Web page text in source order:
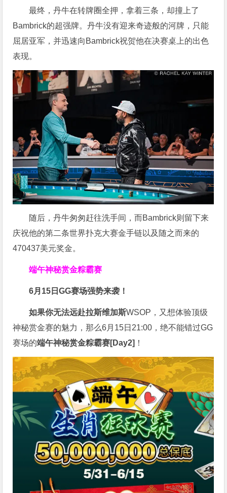
最终，丹牛在转牌圈全押，拿着三条，却撞上了
Bambrick的超强牌。丹牛没有迎来奇迹般的河牌，只能
屈居亚军，并迅速向Bambrick祝贺他在决赛桌上的出色
表现。
随后，丹牛匆匆赶往洗手间，而Bambrick则留下来
庆祝他的第二条世界扑克大赛金手链以及随之而来的
470437美元奖金。
端午神秘赏金粽霸赛
6月15日GG赛场强势来袭！
如果你无法远赴拉斯维加斯WSOP，又想体验顶级
神秘赏金赛的魅力，那么6月15日21:00，绝不能错过GG
赛场的端午神秘赏金粽霸赛[Day2] ！